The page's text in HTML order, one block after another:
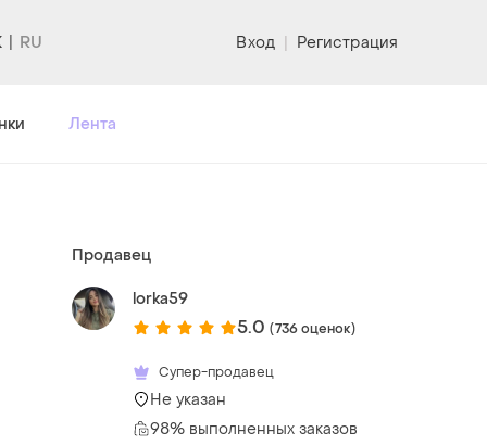
Вход | Регистрация
Лента
Продавец
lorka59
5.0 (736 оценок)
Супер-продавец
Не указан
98% выполненных заказов